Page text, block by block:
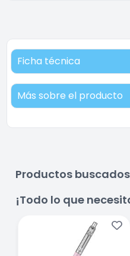
Ficha técnica
Más sobre el producto
Productos
¡Todo lo que